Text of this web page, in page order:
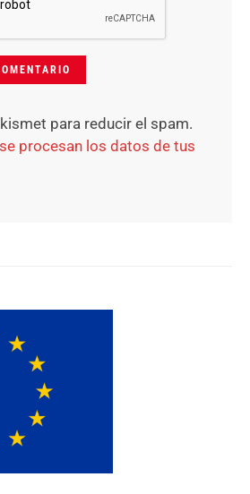
para reducir el spam.
procesan los datos de tus